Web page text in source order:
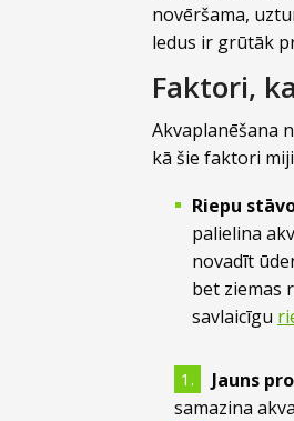
novēršama,
ledus ir grūtāk
Faktori,
Akvaplanēšana
kā šie faktori
Riepu
palielina
novadīt
bet ziemas
savlaicīgu
Jauns
samazina